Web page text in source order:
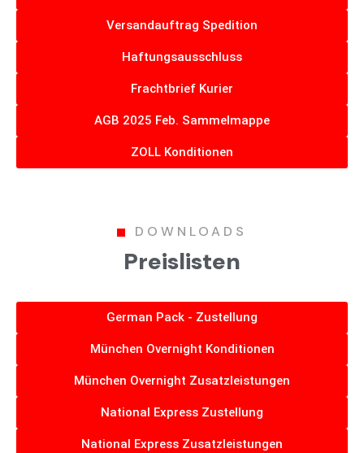
Versandauftrag Spedition
Haftungsausschluss
Frachtbrief Kurier
AGB 2025 Feb. Sammelmappe
ZOLL Konditionen
DOWNLOADS
Preislisten
German Pack - Zustellung
München Overnight Konditionen
München Overnight Zusatzleistungen
National Express Zustellung
National Express Zusatzleistungen